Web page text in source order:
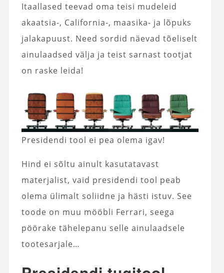
Itaallased teevad oma teisi mudeleid
akaatsia-, California-, maasika- ja lõpuks
jalakapuust. Need sordid näevad tõeliselt
ainulaadsed välja ja teist sarnast tootjat
on raske leida!
Presidendi tool ei pea olema igav!
Hind ei sõltu ainult kasutatavast
materjalist, vaid presidendi tool peab
olema ülimalt soliidne ja hästi istuv. See
toode on muu mööbli Ferrari, seega
pöörake tähelepanu selle ainulaadsele
tootesarjale…